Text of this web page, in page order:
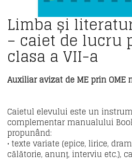
Limba și
– caiet de lucru
clasa a VII-a
Auxiliar avizat de ME prin OME
Caietul elevului este un
complementar manualului
propunând:
• texte variate (epice, lirice,
călătorie, anunț, interviu etc.),